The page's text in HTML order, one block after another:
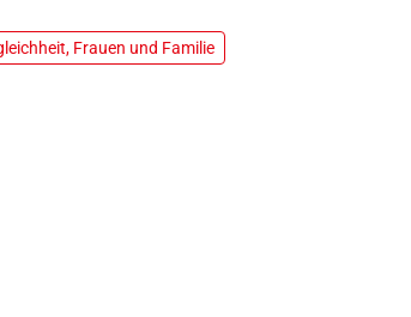
Frauen und Familie